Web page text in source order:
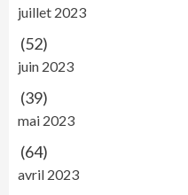
juillet 2023
(52)
juin 2023
(39)
mai 2023
(64)
avril 2023